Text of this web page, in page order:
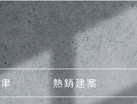
熱銷建案